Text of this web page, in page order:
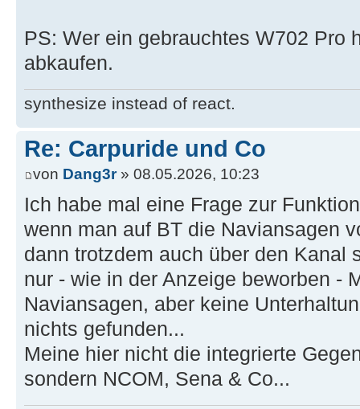
PS: Wer ein gebrauchtes W702 Pro
abkaufen.
synthesize instead of react.
Re: Carpuride und Co
von Dang3r» 08.05.2026, 10:23
Ich habe mal eine Frage zur
wenn man auf BT die Naviansagen
dann trotzdem auch über den Kanal
nur - wie in der Anzeige beworben -
Naviansagen, aber keine
nichts gefunden...
Meine hier nicht die integrierte
sondern NCOM, Sena & Co...